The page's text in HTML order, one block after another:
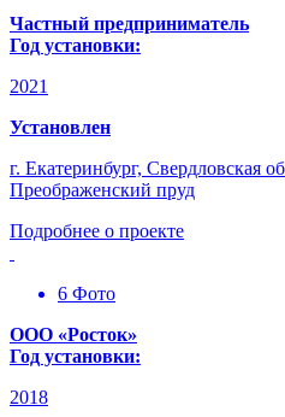
Частный предприниматель
Год установки:
2021
Установлен
г. Екатеринбург, Свердловская
Преображенский пруд
Подробнее о проекте
6 Фото
ООО «Росток»
Год установки:
2018